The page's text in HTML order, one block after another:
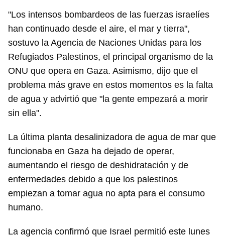
"Los intensos bombardeos de las fuerzas israelíes
han continuado desde el aire, el mar y tierra",
sostuvo la Agencia de Naciones Unidas para los
Refugiados Palestinos, el principal organismo de la
ONU que opera en Gaza. Asimismo, dijo que el
problema más grave en estos momentos es la falta
de agua y advirtió que "la gente empezará a morir
sin ella".
La última planta desalinizadora de agua de mar que
funcionaba en Gaza ha dejado de operar,
aumentando el riesgo de deshidratación y de
enfermedades debido a que los palestinos
empiezan a tomar agua no apta para el consumo
humano.
La agencia confirmó que Israel permitió este lunes